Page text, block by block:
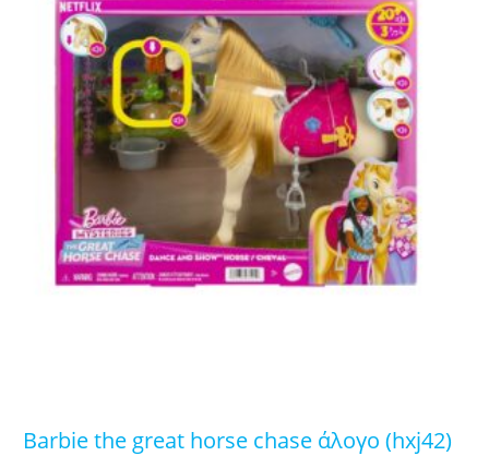
barbie the great horse chase άλογο (hxj42)